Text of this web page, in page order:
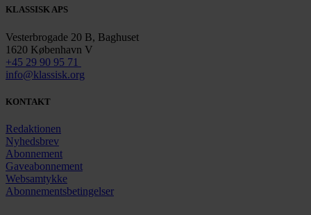
KLASSISK APS
Vesterbrogade 20 B, Baghuset
1620 København V
+45 29 90 95 71
info@klassisk.org
KONTAKT
Redaktionen
Nyhedsbrev
Abonnement
Gaveabonnement
Websamtykke
Abonnementsbetingelser